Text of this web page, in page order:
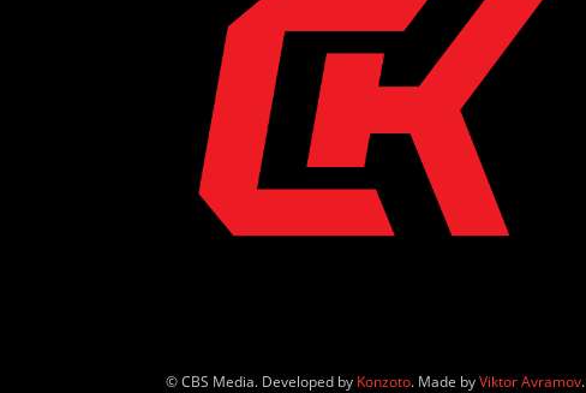
© CBS Media. Developed by Konzoto. Made byViktor Avramov.